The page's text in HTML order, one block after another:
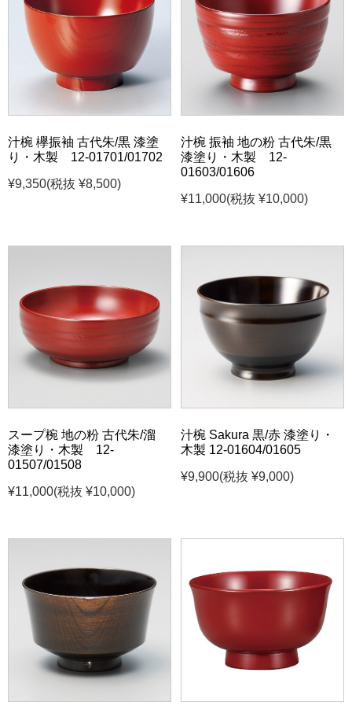
汁椀 欅振袖 古代朱/黒 漆塗
り・木製 12-01701/01702
¥9,350(税抜 ¥8,500)
汁椀 振袖 地の粉 古代朱/黒
漆塗り・木製 12-
01603/01606
¥11,000(税抜 ¥10,000)
スープ椀 地の粉 古代朱/溜
漆塗り・木製 12-
01507/01508
¥11,000(税抜 ¥10,000)
汁椀 Sakura 黒/赤 漆塗り・
木製 12-01604/01605
¥9,900(税抜 ¥9,000)